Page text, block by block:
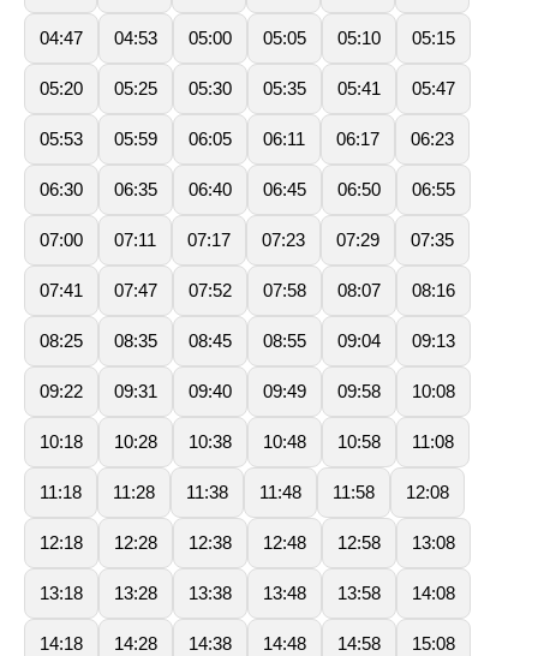
04:47 04:53 05:00 05:05 05:10 05:15
05:20 05:25 05:30 05:35 05:41 05:47
05:53 05:59 06:05 06:11 06:17 06:23
06:30 06:35 06:40 06:45 06:50 06:55
07:00 07:11 07:17 07:23 07:29 07:35
07:41 07:47 07:52 07:58 08:07 08:16
08:25 08:35 08:45 08:55 09:04 09:13
09:22 09:31 09:40 09:49 09:58 10:08
10:18 10:28 10:38 10:48 10:58 11:08
11:18 11:28 11:38 11:48 11:58 12:08
12:18 12:28 12:38 12:48 12:58 13:08
13:18 13:28 13:38 13:48 13:58 14:08
14:18 14:28 14:38 14:48 14:58 15:08